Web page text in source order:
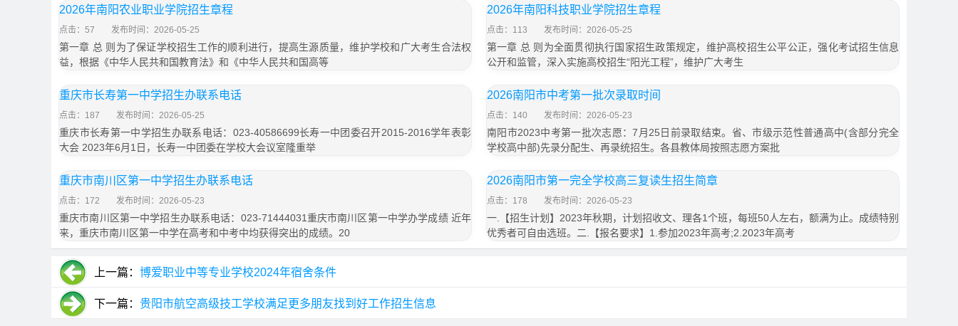
2026年南阳农业职业学院招生章程
点击：57 发布时间：2026-05-25
第一章 总 则为了保证学校招生工作的顺利进行，提高生源质量，维护学校和广大考生合法权
益，根据《中华人民共和国教育法》和《中华人民共和国高等
2026年南阳科技职业学院招生章程
点击：113 发布时间：2026-05-25
第一章 总 则为全面贯彻执行国家招生政策规定，维护高校招生公平公正，强化考试招生信息
公开和监管，深入实施高校招生“阳光工程”，维护广大考生
重庆市长寿第一中学招生办联系电话
点击：187 发布时间：2026-05-25
重庆市长寿第一中学招生办联系电话：023-40586699长寿一中团委召开2015-2016学年表彰
大会 2023年6月1日，长寿一中团委在学校大会议室隆重举
2026南阳市中考第一批次录取时间
点击：140 发布时间：2026-05-23
南阳市2023中考第一批次志愿：7月25日前录取结束。省、市级示范性普通高中(含部分完全
学校高中部)先录分配生、再录统招生。各县教体局按照志愿方案批
重庆市南川区第一中学招生办联系电话
点击：172 发布时间：2026-05-23
重庆市南川区第一中学招生办联系电话：023-71444031重庆市南川区第一中学办学成绩 近年
来，重庆市南川区第一中学在高考和中考中均获得突出的成绩。20
2026南阳市第一完全学校高三复读生招生简章
点击：178 发布时间：2026-05-23
一.【招生计划】2023年秋期，计划招收文、理各1个班，每班50人左右，额满为止。成绩特别
优秀者可自由选班。二.【报名要求】1.参加2023年高考;2.2023年高考
上一篇： 博爱职业中等专业学校2024年宿舍条件
下一篇： 贵阳市航空高级技工学校满足更多朋友找到好工作招生信息